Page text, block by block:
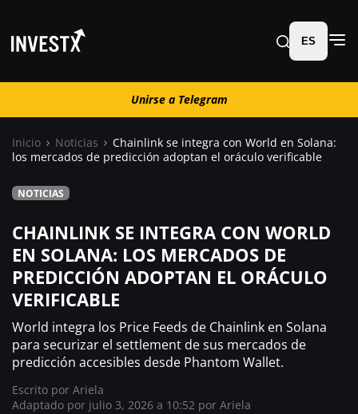
Unirse a Telegram
Noticias
Trading
¿ Dónde comprar ?
ES
Unirse a Telegram
Inicio Noticias
Chainlink se integra con World en Solana:
los mercados de predicción adoptan el oráculo verificable
NOTICIAS
CHAINLINK SE INTEGRA CON WORLD
EN SOLANA: LOS MERCADOS DE
PREDICCIÓN ADOPTAN EL ORÁCULO
VERIFICABLE
World integra los Price Feeds de Chainlink en Solana
para securizar el settlement de sus mercados de
predicción accesibles desde Phantom Wallet.
Escrito por Ariela
Adaptado por julio 3, 2026 a 10:52 por Ariela